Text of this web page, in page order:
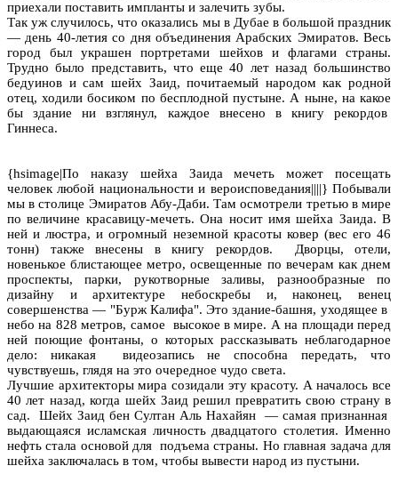
приехали поставить импланты и залечить зубы.
Так уж случилось, что оказались мы в Дубае в большой праздник
— день 40-летия со дня объединения Арабских Эмиратов. Весь
город был украшен портретами шейхов и флагами страны.
Трудно было представить, что еще 40 лет назад большинство
бедуинов и сам шейх Заид, почитаемый народом как родной
отец, ходили босиком по бесплодной пустыне. А ныне, на какое
бы здание ни взглянул, каждое внесено в книгу рекордов
Гиннеса.
{hsimage|По наказу шейха Заида мечеть может посещать
человек любой национальности и вероисповедания||||} Побывали
мы в столице Эмиратов Абу-Даби. Там осмотрели третью в мире
по величине красавицу-мечеть. Она носит имя шейха Заида. В
ней и люстра, и огромный неземной красоты ковер (вес его 46
тонн) также внесены в книгу рекордов. Дворцы, отели,
новенькое блистающее метро, освещенные по вечерам как днем
проспекты, парки, рукотворные заливы, разнообразные по
дизайну и архитектуре небоскребы и, наконец, венец
совершенства — "Бурж Калифа". Это здание-башня, уходящее в
небо на 828 метров, самое высокое в мире. А на площади перед
ней поющие фонтаны, о которых рассказывать неблагодарное
дело: никакая видеозапись не способна передать, что
чувствуешь, глядя на это очередное чудо света.
Лучшие архитекторы мира созидали эту красоту. А началось все
40 лет назад, когда шейх Заид решил превратить свою страну в
сад. Шейх Заид бен Султан Аль Нахайян — самая признанная
выдающаяся исламская личность двадцатого столетия. Именно
нефть стала основой для подъема страны. Но главная задача для
шейха заключалась в том, чтобы вывести народ из пустыни.